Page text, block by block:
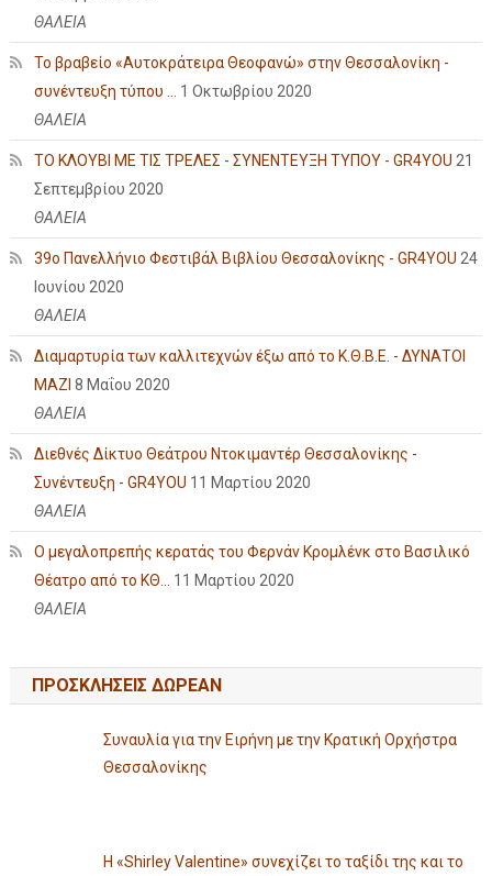
ΘΑΛΕΙΑ
Το βραβείο «Αυτοκράτειρα Θεοφανώ» στην Θεσσαλονίκη -
συνέντευξη τύπου ... 1 Οκτωβρίου 2020
ΘΑΛΕΙΑ
ΤΟ ΚΛΟΥΒΙ ΜΕ ΤΙΣ ΤΡΕΛΕΣ - ΣΥΝΕΝΤΕΥΞΗ ΤΥΠΟΥ - GR4YOU 21
Σεπτεμβρίου 2020
ΘΑΛΕΙΑ
39ο Πανελλήνιο Φεστιβάλ Βιβλίου Θεσσαλονίκης - GR4YOU 24
Ιουνίου 2020
ΘΑΛΕΙΑ
Διαμαρτυρία των καλλιτεχνών έξω από το Κ.Θ.Β.Ε. - ΔΥΝΑΤΟΙ
ΜΑΖΙ 8 Μαΐου 2020
ΘΑΛΕΙΑ
Διεθνές Δίκτυο Θεάτρου Ντοκιμαντέρ Θεσσαλονίκης -
Συνέντευξη - GR4YOU 11 Μαρτίου 2020
ΘΑΛΕΙΑ
Ο μεγαλοπρεπής κερατάς του Φερνάν Κρομλένκ στο Βασιλικό
Θέατρο από το ΚΘ... 11 Μαρτίου 2020
ΘΑΛΕΙΑ
ΠΡΟΣΚΛΗΣΕΙΣ ΔΩΡΕΑΝ
Συναυλία για την Ειρήνη με την Κρατική Ορχήστρα
Θεσσαλονίκης
Η «Shirley Valentine» συνεχίζει το ταξίδι της και το